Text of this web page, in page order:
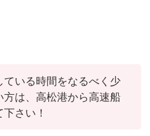
ている時間をなるべく少
方は、高松港から高速船
さい！